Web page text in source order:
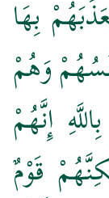
بِهَا
وَهُمْ
إِنَّهُمْ
قَوْمٌ